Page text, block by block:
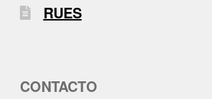
RUES
CONTACTO